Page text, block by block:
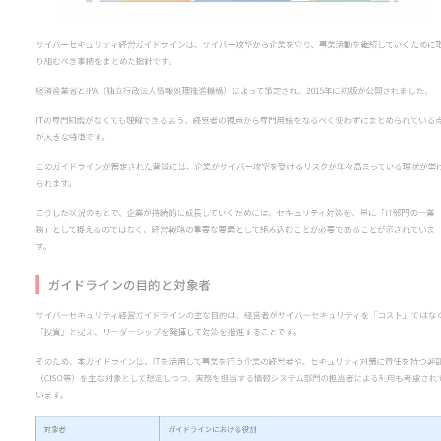
サイバーセキュリティ経営ガイドラインは、サイバー攻撃から企業を守り、事業活動を継続していくために
り組むべき事柄をまとめた指針です。
経済産業省とIPA（独立行政法人情報処理推進機構）によって策定され、2015年に初版が公開されました。
ITの専門知識がなくても理解できるよう、経営者の視点から専門用語をなるべく使わずにまとめられている
が大きな特徴です。
このガイドラインが策定された背景には、企業がサイバー攻撃を受けるリスクが年々高まっている現状が挙
られます。
こうした状況のもとで、企業が持続的に成長していくためには、セキュリティ対策を、単に「IT部門の一業
務」として捉えるのではなく、経営戦略の重要な要素として組み込むことが必要であることが示されていま
す。
ガイドラインの目的と対象者
サイバーセキュリティ経営ガイドラインの主な目的は、経営者がサイバーセキュリティを「コスト」ではな
「投資」と捉え、リーダーシップを発揮して対策を推進することです。
そのため、本ガイドラインは、ITを活用して事業を行う企業の経営者や、セキュリティ対策に責任を持つ幹
（CISO等）を主な対象として想定しつつ、実務を担当する情報システム部門の担当者による利用も考慮され
います。
対象者 ガイドラインにおける役割